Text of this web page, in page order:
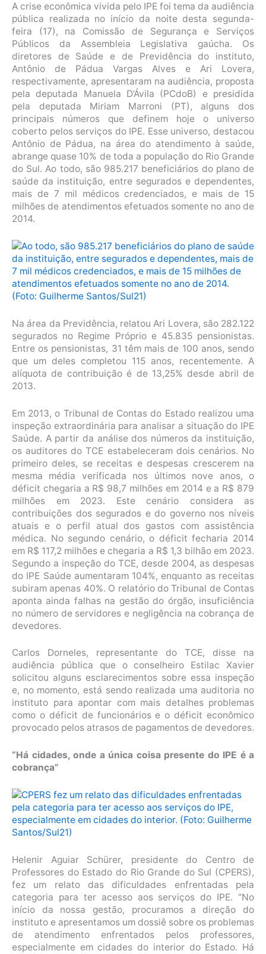
A crise econômica vivida pelo IPE foi tema da audiência
pública realizada no início da noite desta segunda-
feira (17), na Comissão de Segurança e Serviços
Públicos da Assembleia Legislativa gaúcha. Os
diretores de Saúde e de Previdência do instituto,
Antônio de Pádua Vargas Alves e Ari Lovera,
respectivamente, apresentaram na audiência, proposta
pela deputada Manuela D’Ávila (PCdoB) e presidida
pela deputada Miriam Marroni (PT), alguns dos
principais números que definem hoje o universo
coberto pelos serviços do IPE. Esse universo, destacou
Antônio de Pádua, na área do atendimento à saúde,
abrange quase 10% de toda a população do Rio Grande
do Sul. Ao todo, são 985.217 beneficiários do plano de
saúde da instituição, entre segurados e dependentes,
mais de 7 mil médicos credenciados, e mais de 15
milhões de atendimentos efetuados somente no ano de
2014.
Na área da Previdência, relatou Ari Lovera, são 282.122
segurados no Regime Próprio e 45.835 pensionistas.
Entre os pensionistas, 31 têm mais de 100 anos, sendo
que um deles completou 115 anos, recentemente. A
alíquota de contribuição é de 13,25% desde abril de
2013.
Em 2013, o Tribunal de Contas do Estado realizou uma
inspeção extraordinária para analisar a situação do IPE
Saúde. A partir da análise dos números da instituição,
os auditores do TCE estabeleceram dois cenários. No
primeiro deles, se receitas e despesas crescerem na
mesma média verificada nos últimos nove anos, o
déficit chegaria a R$ 98,7 milhões em 2014 e a R$ 879
milhões em 2023. Este cenário considera as
contribuições dos segurados e do governo nos níveis
atuais e o perfil atual dos gastos com assistência
médica. No segundo cenário, o déficit fecharia 2014
em R$ 117,2 milhões e chegaria a R$ 1,3 bilhão em 2023.
Segundo a inspeção do TCE, desde 2004, as despesas
do IPE Saúde aumentaram 104%, enquanto as receitas
subiram apenas 40%. O relatório do Tribunal de Contas
aponta ainda falhas na gestão do órgão, insuficiência
no número de servidores e negligência na cobrança de
devedores.
Carlos Dorneles, representante do TCE, disse na
audiência pública que o conselheiro Estilac Xavier
solicitou alguns esclarecimentos sobre essa inspeção
e, no momento, está sendo realizada uma auditoria no
instituto para apontar com mais detalhes problemas
como o déficit de funcionários e o déficit econômico
provocado pelos atrasos de pagamentos de devedores.
“Há cidades, onde a única coisa presente do IPE é a
cobrança”
Helenir Aguiar Schürer, presidente do Centro de
Professores do Estado do Rio Grande do Sul (CPERS),
fez um relato das dificuldades enfrentadas pela
categoria para ter acesso aos serviços do IPE. “No
início da nossa gestão, procuramos a direção do
instituto e apresentamos um dossiê sobre os problemas
de atendimento enfrentados pelos professores,
especialmente em cidades do interior do Estado. Há